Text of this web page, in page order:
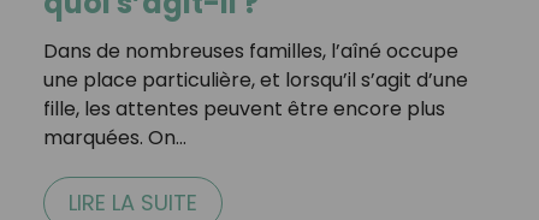
Dans de nombreuses familles, l’aîné occupe
une place particulière, et lorsqu’il s’agit d’une
fille, les attentes peuvent être encore plus
marquées. On…
LIRE LA SUITE